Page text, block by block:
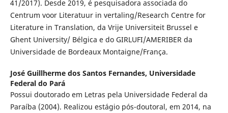
41/2017). Desde 2019, é pesquisadora associada do
Centrum voor Literatuur in vertaling/Research Centre for
Literature in Translation, da Vrije Universiteit Brussel e
Ghent University/ Bélgica e do GIRLUFI/AMERIBER da
Universidade de Bordeaux Montaigne/França.
José Guillherme dos Santos Fernandes, Universidade
Federal do Pará
Possui doutorado em Letras pela Universidade Federal da
Paraíba (2004). Realizou estágio pós-doutoral, em 2014, na